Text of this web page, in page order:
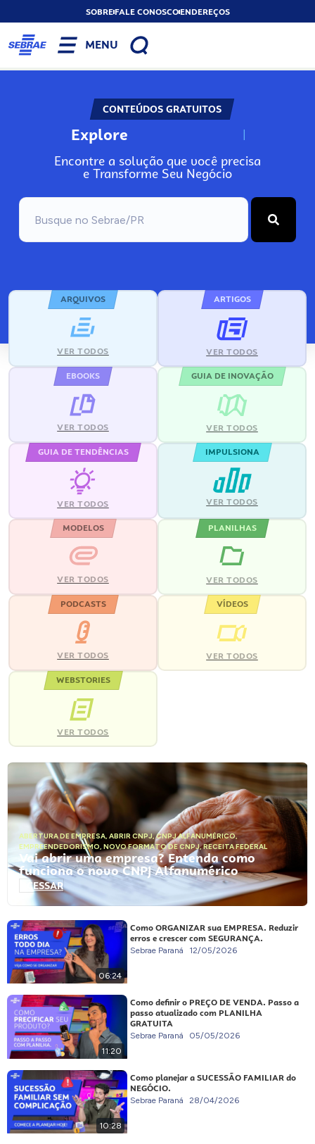
SOBREFALE CONOSCOENDEREÇOS
MENU
CONTEÚDOS GRATUITOS
Explore N
Encontre a solução que você precisa
e Transforme Seu Negócio
ARQUIVOS
VER TODOS
ARTIGOS
VER TODOS
EBOOKS
VER TODOS
GUIA DE INOVAÇÃO
VER TODOS
GUIA DE TENDÊNCIAS
VER TODOS
IMPULSIONA
VER TODOS
MODELOS
VER TODOS
PLANILHAS
VER TODOS
PODCASTS
VER TODOS
VÍDEOS
VER TODOS
WEBSTORIES
VER TODOS
ABERTURA DE EMPRESA, ABRIR CNPJ,CNPJ ALFANUMÉRICO,
EMPREENDEDORISMO, NOVO FORMATO DE CNPJ,RECEITA FEDERAL
Vai abrir uma empresa? Entenda como
funciona o novo CNPJ Alfanumérico
ACESSAR
06:24
Como ORGANIZAR sua EMPRESA. Reduzir
erros e crescer com SEGURANÇA.
Sebrae Paraná 12/05/2026
11:20
Como definir o PREÇO DE VENDA. Passo a
passo atualizado com PLANILHA
GRATUITA
Sebrae Paraná 05/05/2026
10:28
Como planejar a SUCESSÃO FAMILIAR do
NEGÓCIO.
Sebrae Paraná 28/04/2026